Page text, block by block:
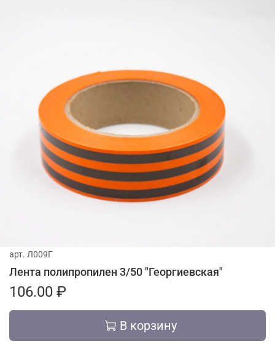
арт. Л009Г
Лента полипропилен 3/50 "Георгиевская"
106.00 ₽
В корзину